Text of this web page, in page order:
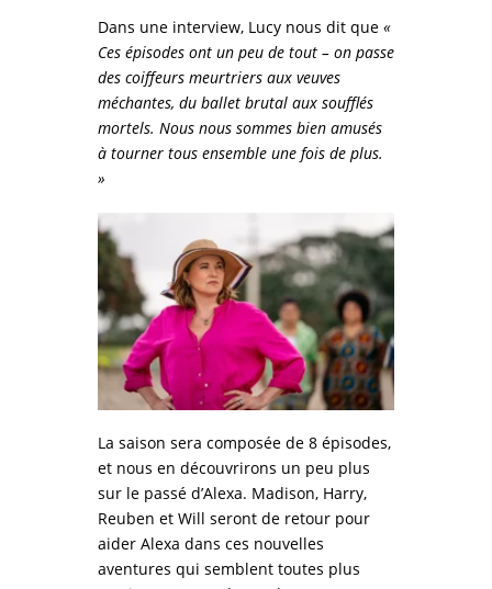
Dans une interview, Lucy nous dit que «
Ces épisodes ont un peu de tout – on passe
des coiffeurs meurtriers aux veuves
méchantes, du ballet brutal aux soufflés
mortels. Nous nous sommes bien amusés
à tourner tous ensemble une fois de plus.
»
La saison sera composée de 8 épisodes,
et nous en découvrirons un peu plus
sur le passé d’Alexa. Madison, Harry,
Reuben et Will seront de retour pour
aider Alexa dans ces nouvelles
aventures qui semblent toutes plus